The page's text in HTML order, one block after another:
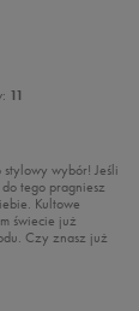
11
wybór! Jeśli
tego pragniesz
Kultowe
świecie już
Czy znasz już